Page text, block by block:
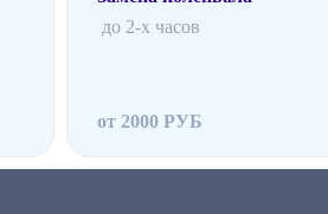
до 2-х часов
от 2000 РУБ